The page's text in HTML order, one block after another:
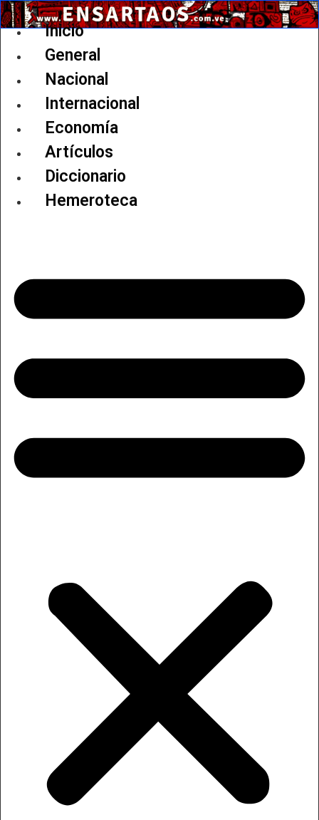
Ir
al
Inicio
General
Nacional
Internacional
Economía
Artículos
Diccionario
Hemeroteca